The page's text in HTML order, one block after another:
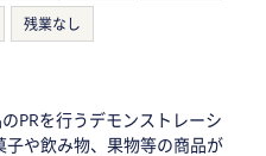
残業なし
PRを行うデモンストレーシ
や飲み物、果物等の商品が